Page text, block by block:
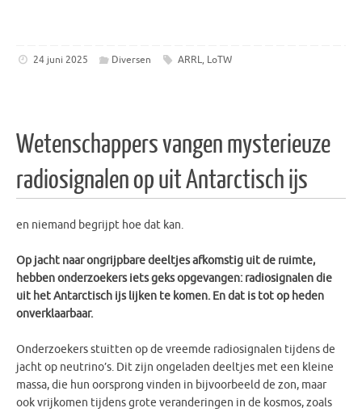
24 juni 2025 Diversen ARRL, LoTW
Wetenschappers vangen mysterieuze
radiosignalen op uit Antarctisch ijs
en niemand begrijpt hoe dat kan.
Op jacht naar ongrijpbare deeltjes afkomstig uit de ruimte,
hebben onderzoekers iets geks opgevangen: radiosignalen die
uit het Antarctisch ijs lijken te komen. En dat is tot op heden
onverklaarbaar.
Onderzoekers stuitten op de vreemde radiosignalen tijdens de
jacht op neutrino’s. Dit zijn ongeladen deeltjes met een kleine
massa, die hun oorsprong vinden in bijvoorbeeld de zon, maar
ook vrijkomen tijdens grote veranderingen in de kosmos, zoals